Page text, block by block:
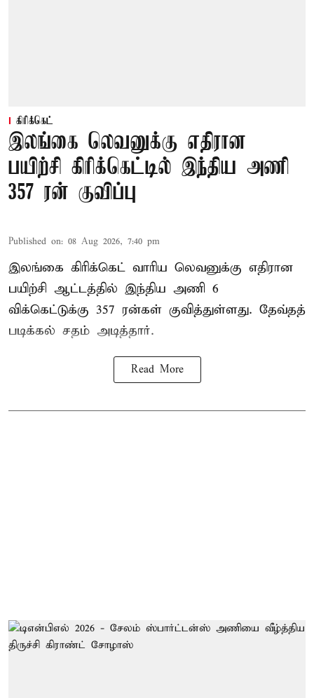
கிரிக்கெட்
இலங்கை லெவனுக்கு எதிரான
பயிற்சி கிரிக்கெட்டில் இந்திய அணி
357 ரன் குவிப்பு
Published on: 08 Aug 2026, 7:40 pm
இலங்கை கிரிக்கெட் வாரிய லெவனுக்கு எதிரான
பயிற்சி ஆட்டத்தில் இந்திய அணி 6
விக்கெட்டுக்கு 357 ரன்கள் குவித்துள்ளது. தேவ்தத்
படிக்கல் சதம் அடித்தார்.
Read More